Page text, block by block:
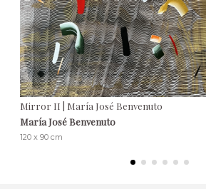
Mirror II | María José Benvenuto
María José Benvenuto
120 x 90 cm